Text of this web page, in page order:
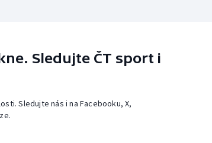
Sledujte ČT sport i
Sledujte nás i na Facebooku, X,